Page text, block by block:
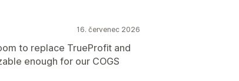
16. červenec 2026
to replace TrueProfit and
enough for our COGS